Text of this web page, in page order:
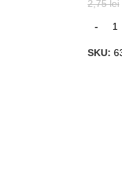
2,75lei
SKU: